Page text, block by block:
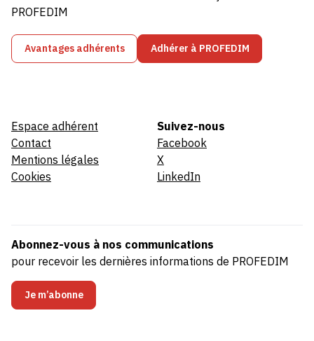
PROFEDIM
Avantages adhérents Adhérer à PROFEDIM
Espace adhérent
Contact
Mentions légales
Cookies
Suivez-nous
Facebook
X
LinkedIn
Abonnez-vous à nos communications
pour recevoir les dernières informations de PROFEDIM
Je m’abonne